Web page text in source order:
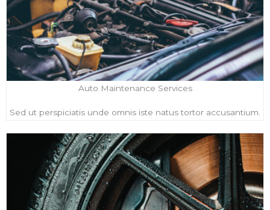
Auto Maintenance Services
Sed ut perspiciatis unde omnis iste natus tortor accusantium.